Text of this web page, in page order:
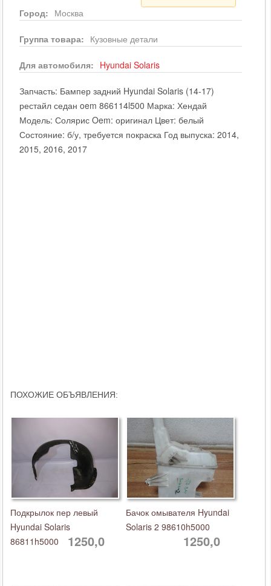
Город: Москва
Группа товара: Кузовные детали
Для автомобиля: Hyundai Solaris
Запчасть: Бампер задний Hyundai Solaris (14-17)
рестайл седан oem 866114l500 Марка: Хендай
Модель: Солярис Oem: оригинал Цвет: белый
Состояние: б/у, требуется покраска Год выпуска: 2014,
2015, 2016, 2017
ПОХОЖИЕ ОБЪЯВЛЕНИЯ:
Подкрылок пер левый
Hyundai Solaris
86811h5000
1250,0
Бачок омывателя Hyundai
Solaris 2 98610h5000
1250,0